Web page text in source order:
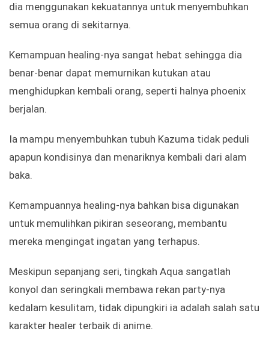
dia menggunakan kekuatannya untuk menyembuhkan
semua orang di sekitarnya.
Kemampuan healing-nya sangat hebat sehingga dia
benar-benar dapat memurnikan kutukan atau
menghidupkan kembali orang, seperti halnya phoenix
berjalan.
Ia mampu menyembuhkan tubuh Kazuma tidak peduli
apapun kondisinya dan menariknya kembali dari alam
baka.
Kemampuannya healing-nya bahkan bisa digunakan
untuk memulihkan pikiran seseorang, membantu
mereka mengingat ingatan yang terhapus.
Meskipun sepanjang seri, tingkah Aqua sangatlah
konyol dan seringkali membawa rekan party-nya
kedalam kesulitam, tidak dipungkiri ia adalah salah satu
karakter healer terbaik di anime.